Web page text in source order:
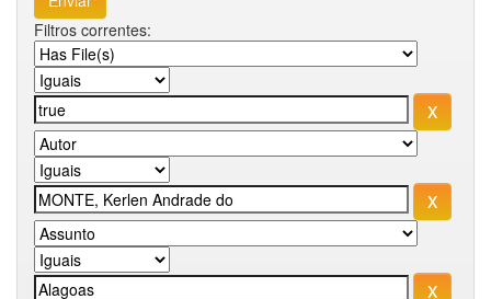
Filtros correntes: